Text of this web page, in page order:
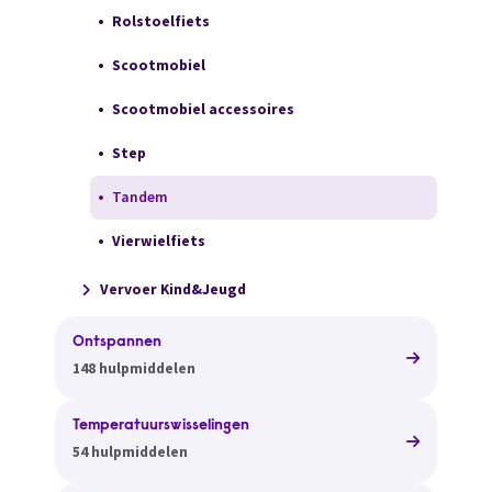
Rolstoelfiets
Scootmobiel
Scootmobiel accessoires
Step
Tandem
Vierwielfiets
Vervoer Kind&Jeugd
Ontspannen
148 hulpmiddelen
Temperatuurswisselingen
54 hulpmiddelen